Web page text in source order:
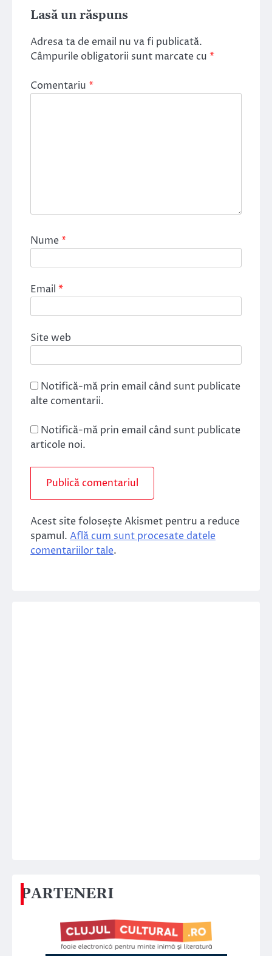
Lasă un răspuns
Adresa ta de email nu va fi publicată.
Câmpurile obligatorii sunt marcate cu *
Comentariu *
Nume*
Email *
Site web
Notifică-mă prin email când sunt publicate
alte comentarii.
Notifică-mă prin email când sunt publicate
articole noi.
Acest site folosește Akismet pentru a reduce
spamul. Află cum sunt procesate datele
comentariilor tale.
PARTENERI